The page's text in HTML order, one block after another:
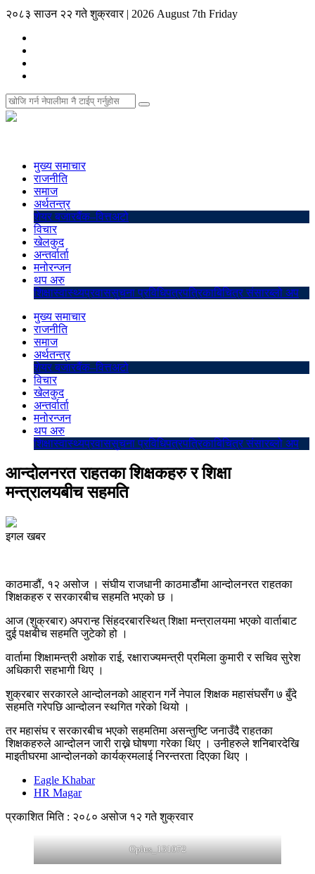
२०८३ साउन २२ गते शुक्रवार | 2026 August 7th Friday
मुख्य समाचार
राजनीति
समाज
अर्थतन्त्र
शेयर बजारबैंक–वित्तअटो
विचार
खेलकुद
अन्तर्वार्ता
मनोरन्जन
थप अरु
शिक्षास्वास्थ्यप्रवाससुचना प्रविधिपत्रपत्रिकाबिचित्र संसारब्लो अप
मुख्य समाचार
राजनीति
समाज
अर्थतन्त्र
शेयर बजारबैंक–वित्तअटो
विचार
खेलकुद
अन्तर्वार्ता
मनोरन्जन
थप अरु
शिक्षास्वास्थ्यप्रवाससुचना प्रविधिपत्रपत्रिकाबिचित्र संसारब्लो अप
आन्दोलनरत राहतका शिक्षकहरु र शिक्षा
मन्त्रालयबीच सहमति
इगल खबर
काठमाडौं, १२ असोज । संघीय राजधानी काठमाडौैंमा आन्दोलनरत राहतका
शिक्षकहरु र सरकारबीच सहमति भएको छ ।
आज (शुक्रबार) अपरान्ह सिंहदरबारस्थित् शिक्षा मन्त्रालयमा भएको वार्ताबाट
दुई पक्षबीच सहमति जुटेको हो ।
वार्तामा शिक्षामन्त्री अशोक राई, रक्षाराज्यमन्त्री प्रमिला कुमारी र सचिव सुरेश
अधिकारी सहभागी थिए ।
शुक्रबार सरकारले आन्दोलनको आह्रान गर्ने नेपाल शिक्षक महासंघसँग ७ बुँदे
सहमति गरेपछि आन्दोलन स्थगित गरेको थियो ।
तर महासंघ र सरकारबीच भएको सहमतिमा असन्तुष्टि जनाउँदै राहतका
शिक्षकहरुले आन्दोलन जारी राख्ने घोषणा गरेका थिए । उनीहरुले शनिबारदेखि
माइतीघरमा आन्दोलनको कार्यक्रमलाई निरन्तरता दिएका थिए ।
Eagle Khabar
HR Magar
प्रकाशित मिति : २०८० असोज १२ गते शुक्रवार
Oplus_131072